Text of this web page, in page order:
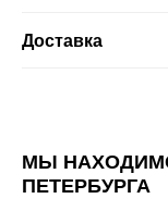
Доставка
МЫ
ПЕТЕРБУРГА